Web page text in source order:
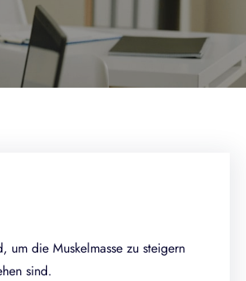
die Muskelmasse zu steigern
sind.